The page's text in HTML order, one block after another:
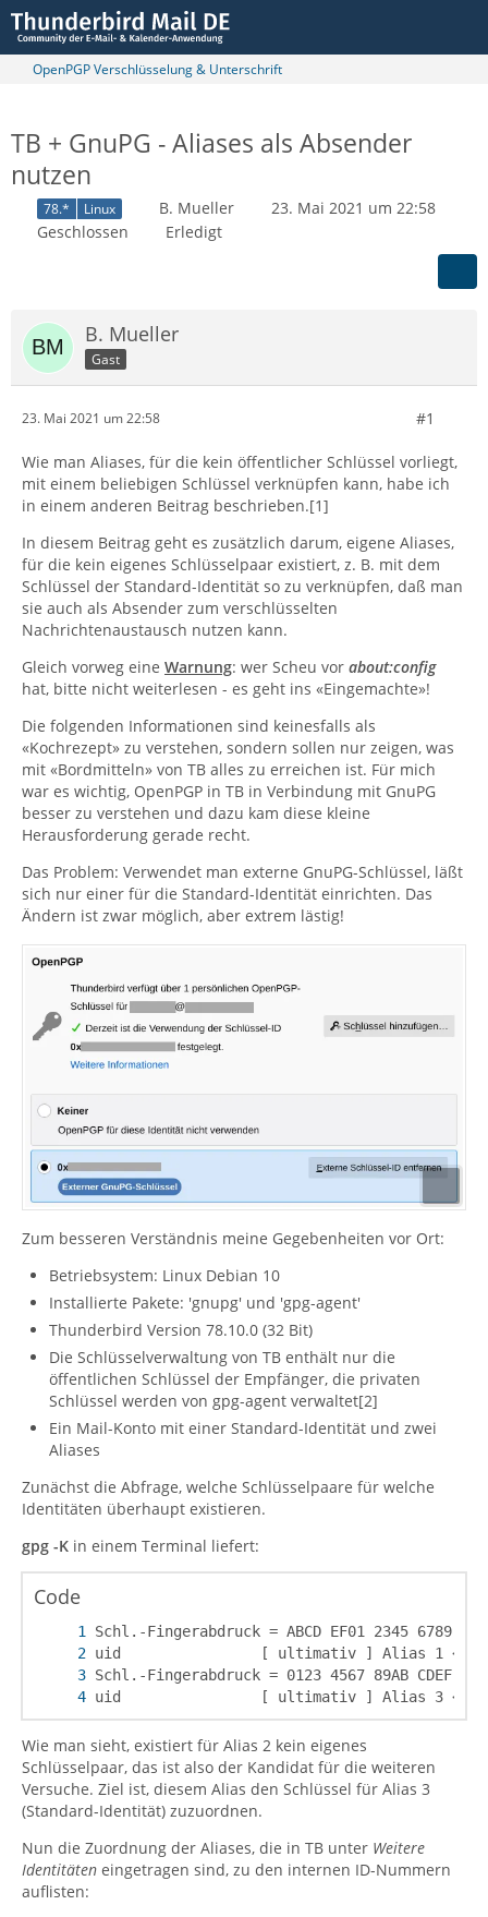
OpenPGP Verschlüsselung & Unterschrift
TB + GnuPG - Aliases als Absender
nutzen
78.* Linux B. Mueller
23. Mai 2021 um 22:58
Geschlossen
Erledigt
B. Mueller
Gast
23. Mai 2021 um 22:58 #1
Wie man Aliases, für die kein öffentlicher Schlüssel vorliegt,
mit einem beliebigen Schlüssel verknüpfen kann, habe ich
in einem anderen Beitrag beschrieben.[1]
In diesem Beitrag geht es zusätzlich darum, eigene Aliases,
für die kein eigenes Schlüsselpaar existiert, z. B. mit dem
Schlüssel der Standard-Identität so zu verknüpfen, daß man
sie auch als Absender zum verschlüsselten
Nachrichtenaustausch nutzen kann.
Gleich vorweg eine Warnung: wer Scheu vor about:config
hat, bitte nicht weiterlesen - es geht ins «Eingemachte»!
Die folgenden Informationen sind keinesfalls als
«Kochrezept» zu verstehen, sondern sollen nur zeigen, was
mit «Bordmitteln» von TB alles zu erreichen ist. Für mich
war es wichtig, OpenPGP in TB in Verbindung mit GnuPG
besser zu verstehen und dazu kam diese kleine
Herausforderung gerade recht.
Das Problem: Verwendet man externe GnuPG-Schlüssel, läßt
sich nur einer für die Standard-Identität einrichten. Das
Ändern ist zwar möglich, aber extrem lästig!
Zum besseren Verständnis meine Gegebenheiten vor Ort:
Betriebsystem: Linux Debian 10
Installierte Pakete: 'gnupg' und 'gpg-agent'
Thunderbird Version 78.10.0 (32 Bit)
Die Schlüsselverwaltung von TB enthält nur die
öffentlichen Schlüssel der Empfänger, die privaten
Schlüssel werden von gpg-agent verwaltet[2]
Ein Mail-Konto mit einer Standard-Identität und zwei
Aliases
Zunächst die Abfrage, welche Schlüsselpaare für welche
Identitäten überhaupt existieren.
gpg -K in einem Terminal liefert:
Code
uid                [ ultimativ ] Alias 3
Wie man sieht, existiert für Alias 2 kein eigenes
Schlüsselpaar, das ist also der Kandidat für die weiteren
Versuche. Ziel ist, diesem Alias den Schlüssel für Alias 3
(Standard-Identität) zuzuordnen.
Nun die Zuordnung der Aliases, die in TB unter Weitere
Identitäten eingetragen sind, zu den internen ID-Nummern
auflisten: